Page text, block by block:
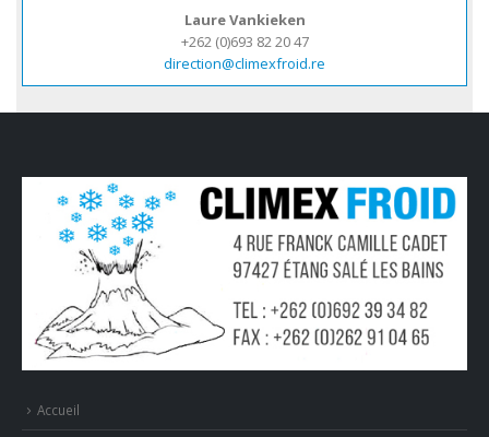
Laure Vankieken
+262 (0)693 82 20 47
direction@climexfroid.re
Accueil